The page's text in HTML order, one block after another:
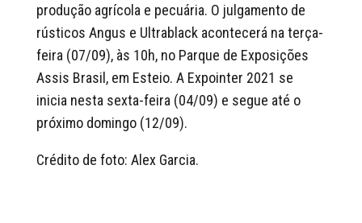
produção agrícola e pecuária. O julgamento de
rústicos Angus e Ultrablack acontecerá na terça-
feira (07/09), às 10h, no Parque de Exposições
Assis Brasil, em Esteio. A Expointer 2021 se
inicia nesta sexta-feira (04/09) e segue até o
próximo domingo (12/09).
Crédito de foto: Alex Garcia.